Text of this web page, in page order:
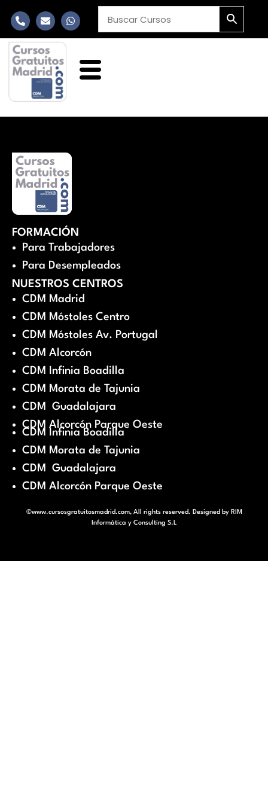
FORMACIÓN
Para Trabajadores
Para Desempleados
NUESTROS CENTROS
CDM Madrid
CDM Móstoles Centro
CDM Móstoles Av. Portugal
CDM Alcorcón
CDM Infinia Boadilla
CDM Morata de Tajunia
CDM Guadalajara
CDM Alcorcón Parque Oeste
CDM Infinia Boadilla
CDM Morata de Tajunia
CDM Guadalajara
CDM Alcorcón Parque Oeste
©www.cursosgratuitosmadrid.com, All rights reserved. Designed by RIM
Informática y Consulting S.L